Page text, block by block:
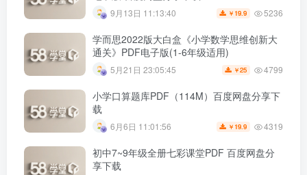
9月13日 11:13:40 ￥ 19.9 5236
学而思2022版大白盒《小学数学思维创新大
通关》PDF电子版(1-6年级适用)
5月21日 23:05:45 ￥25 4799
小学口算题库PDF（114M）百度网盘分享下
载
6月6日 11:01:56 ￥ 19.9 4319
初中7~9年级全册七彩课堂PDF 百度网盘分
享下载